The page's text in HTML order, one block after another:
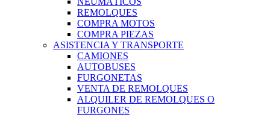
REMOLQUES
COMPRA MOTOS
COMPRA PIEZAS
ASISTENCIA Y TRANSPORTE
CAMIONES
AUTOBUSES
FURGONETAS
VENTA DE REMOLQUES
ALQUILER DE REMOLQUES O
FURGONES